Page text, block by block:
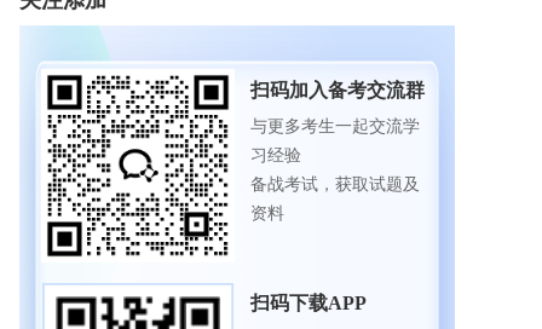
扫码加入备考交流群
与更多考生一起交流学
习经验
备战考试，获取试题及
资料
扫码下载APP